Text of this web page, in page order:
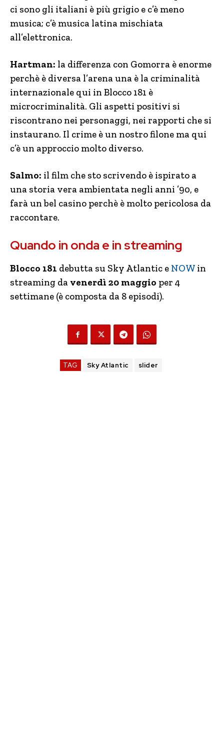
ci sono gli italiani è più grigio e c’è meno
musica; c’è musica latina mischiata
all’elettronica.
Hartman: la differenza con Gomorra è enorme
perchè è diversa l’arena una è la criminalità
internazionale qui in Blocco 181 è
microcriminalità. Gli aspetti positivi si
riscontrano nei personaggi, nei rapporti che si
instaurano. Il crime è un nostro filone ma qui
c’è un approccio molto diverso.
Salmo: il film che sto scrivendo è ispirato a
una storia vera ambientata negli anni ’90, e
farà un bel casino perchè è molto pericolosa da
raccontare.
Quando in onda e in streaming
Blocco 181 debutta su Sky Atlantic e NOW in
streaming da venerdì 20 maggio per 4
settimane (è composta da 8 episodi).
TAG Sky Atlantic slider